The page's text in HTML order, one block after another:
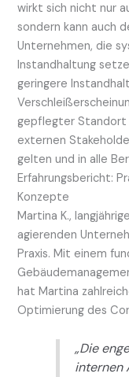
wirkt sich nicht nur
sondern kann auch
Unternehmen, die
Instandhaltung
geringere
gepflegter Standort
externen
gelten und in alle
Erfahrungsbericht:
Konzepte
Martina K.,
agierenden
Praxis. Mit einem
hat Martina
Optimierung des
„Die
internen